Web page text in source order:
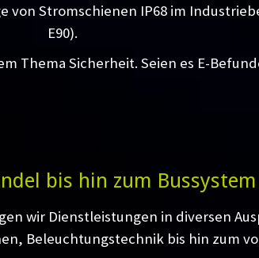
von Stromschienen IP68 im
E90).
Thema Sicherheit. Seien es E-
bis hin zum Bussystem
wir Dienstleistungen in diversen
Beleuchtungstechnik bis hin zum